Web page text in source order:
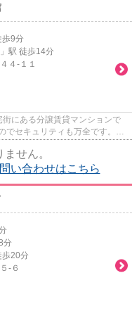
歩9分
」駅 徒歩14分
４-１１
にある分譲賃貸マンションで
でセキュリティも万全です。2
せん。
い合わせはこちら
分
歩20分
-６